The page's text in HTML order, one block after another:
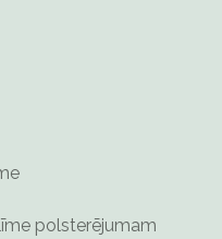
polsterējumam